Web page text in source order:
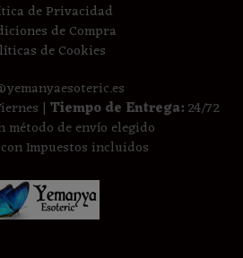
de Privacidad
de Compra
de Cookies
| Tiempo de Entrega:24/72
método de envío elegido
Impuestos incluidos